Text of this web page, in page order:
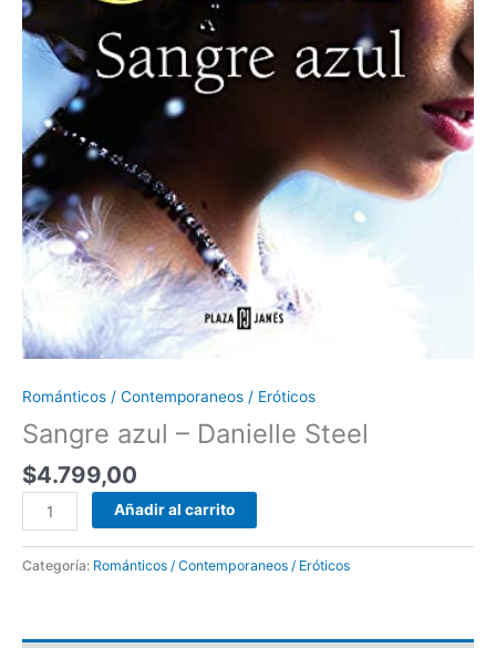
Románticos / Contemporaneos / Eróticos
Sangre azul – Danielle Steel
$4.799,00
Añadir al carrito
Categoría: Románticos / Contemporaneos / Eróticos